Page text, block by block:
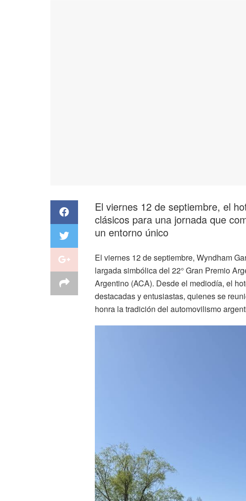
El viernes 12 de septiembre, el
clásicos para una jornada que
un entorno único
El viernes 12 de septiembre, Wyndham
largada simbólica del 22° Gran Premio
Argentino (ACA). Desde el mediodía, el
destacadas y entusiastas, quienes se
honra la tradición del automovilismo